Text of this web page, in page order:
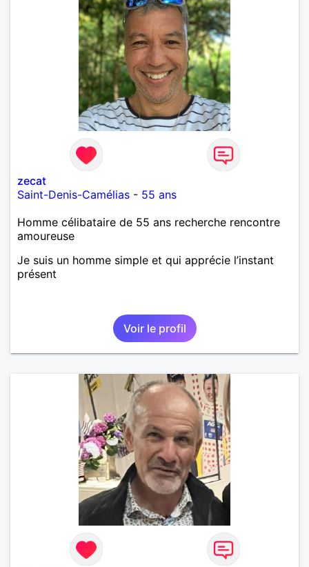
zecat
Saint-Denis-Camélias - 55 ans
Homme célibataire de 55 ans recherche rencontre
amoureuse
Je suis un homme simple et qui apprécie l’instant
présent
Voir le profil